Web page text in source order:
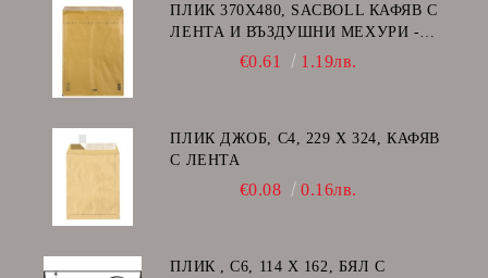
ПЛИК 370Х480, SACBOLL КАФЯВ С
ЛЕНТА И ВЪЗДУШНИ МЕХУРИ -
€0.61 1.19лв.
ПЛИК ДЖОБ, C4, 229 Х 324, КАФЯВ
С ЛЕНТА
€0.08 0.16лв.
ПЛИК , C6, 114 Х 162, БЯЛ С